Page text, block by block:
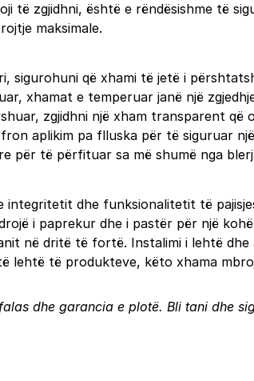
zgjidhni, është e rëndësishme të
maksimale.
sigurohuni që xhami të jetë i
xhamat e temperuar janë një
zgjidhni një xham transparent që
aplikim pa flluska për të siguruar
për të përfituar sa më shumë nga
dhe funksionalitetit të
i paprekur dhe i pastër për një
në dritë të fortë. Instalimi i lehtë dhe
lehtë të produkteve, këto xhama
dhe garancia e plotë. Bli tani dhe